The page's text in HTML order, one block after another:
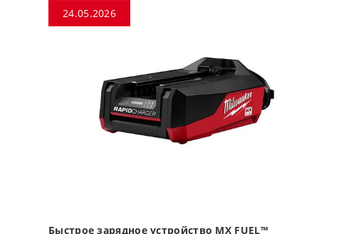
24.05.2026
Быстрое зарядное устройство MX FUEL™